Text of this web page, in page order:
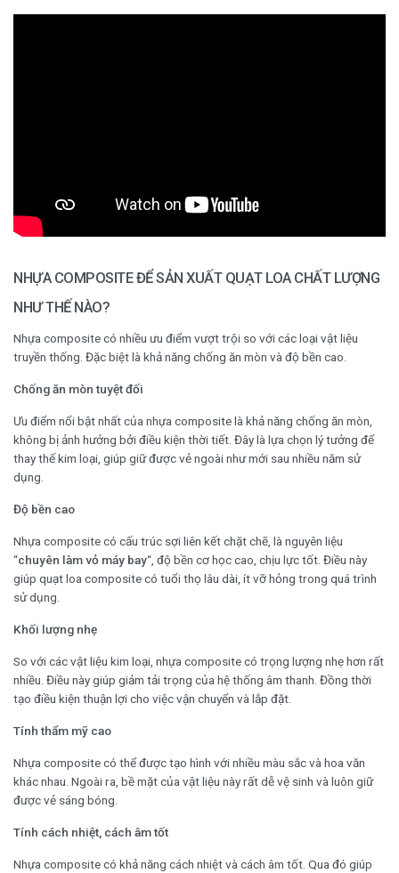
NHỰA COMPOSITE ĐỂ SẢN XUẤT QUẠT LOA CHẤT LƯỢNG
NHƯ THẾ NÀO?
Nhựa composite có nhiều ưu điểm vượt trội so với các loại vật liệu
truyền thống. Đặc biệt là khả năng chống ăn mòn và độ bền cao.
Chống ăn mòn tuyệt đối
Ưu điểm nổi bật nhất của nhựa composite là khả năng chống ăn mòn,
không bị ảnh hưởng bởi điều kiện thời tiết. Đây là lựa chọn lý tưởng để
thay thế kim loại, giúp giữ được vẻ ngoài như mới sau nhiều năm sử
dụng.
Độ bền cao
Nhựa composite có cấu trúc sợi liên kết chặt chẽ, là nguyên liệu
“chuyên làm vỏ máy bay“, độ bền cơ học cao, chịu lực tốt. Điều này
giúp quạt loa composite có tuổi thọ lâu dài, ít vỡ hỏng trong quá trình
sử dụng.
Khối lượng nhẹ
So với các vật liệu kim loại, nhựa composite có trọng lượng nhẹ hơn rất
nhiều. Điều này giúp giảm tải trọng của hệ thống âm thanh. Đồng thời
tạo điều kiện thuận lợi cho việc vận chuyển và lắp đặt.
Tính thẩm mỹ cao
Nhựa composite có thể được tạo hình với nhiều màu sắc và hoa văn
khác nhau. Ngoài ra, bề mặt của vật liệu này rất dễ vệ sinh và luôn giữ
được vẻ sáng bóng.
Tính cách nhiệt, cách âm tốt
Nhựa composite có khả năng cách nhiệt và cách âm tốt. Qua đó giúp